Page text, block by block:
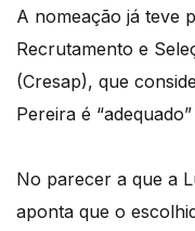
A nomeação já teve
Recrutamento e
(Cresap), que
Pereira é
No parecer a que a
aponta que o